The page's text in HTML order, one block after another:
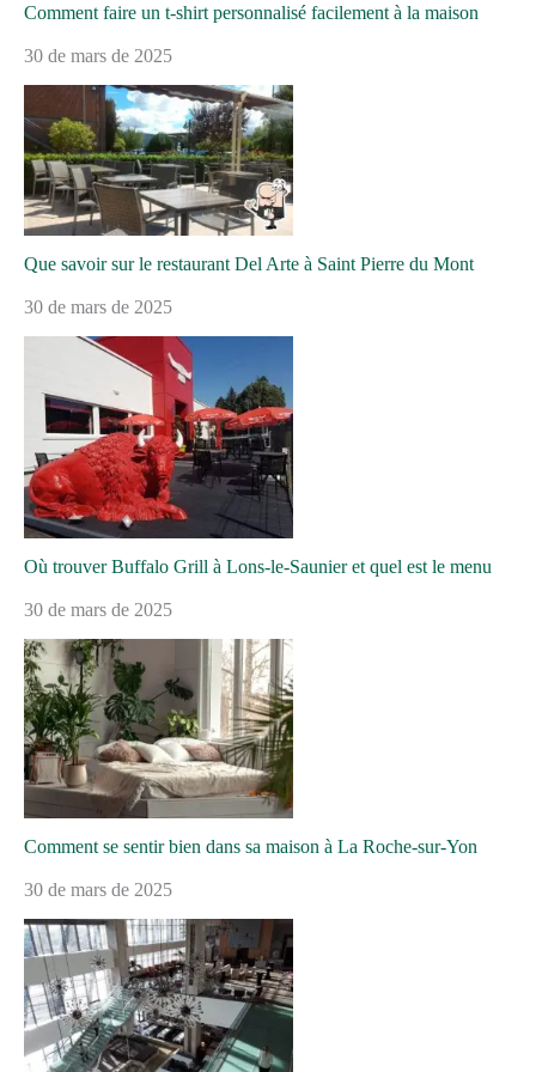
Comment faire un t-shirt personnalisé facilement à la maison
30 de mars de 2025
Que savoir sur le restaurant Del Arte à Saint Pierre du Mont
30 de mars de 2025
Où trouver Buffalo Grill à Lons-le-Saunier et quel est le menu
30 de mars de 2025
Comment se sentir bien dans sa maison à La Roche-sur-Yon
30 de mars de 2025